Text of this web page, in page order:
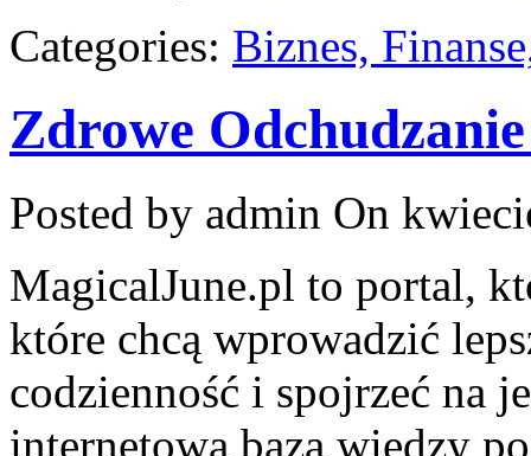
Categories: Biznes,
Zdrowe
Posted by admin On
MagicalJune.pl to portal,
które chcą wprowadzić
codzienność i spojrzeć na
internetowa baza wiedzy